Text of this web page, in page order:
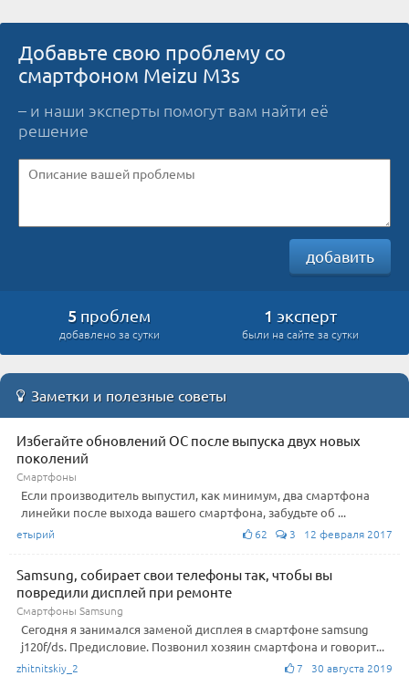
Добавьте свою проблему со
смартфоном Meizu M3s
– и наши эксперты помогут вам найти её
решение
добавить
5 проблем
добавлено за сутки
1 эксперт
были на сайте за сутки
Заметки и полезные советы
Избегайте обновлений ОС после выпуска двух новых
поколений
Смартфоны
Если производитель выпустил, как минимум, два смартфона
линейки после выхода вашего смартфона, забудьте об ...
етырий 62 3 12 февраля 2017
Samsung, собирает свои телефоны так, чтобы вы
повредили дисплей при ремонте
Смартфоны Samsung
Сегодня я занимался заменой дисплея в смартфоне samsung
j120f/ds. Предисловие. Позвонил хозяин смартфона и говорит...
zhitnitskiy_2 7 30 августа 2019